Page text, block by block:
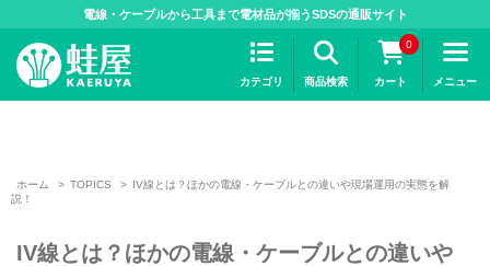
電線・ケーブルから工具まで電材品が揃うSDSの通販サイト
カテゴリ 商品検索
0
カート メニュー
ホーム > TOPICS > IV線とは？ほかの電線・ケーブルとの違いや現場運用の実態を解
説！
IV線とは？ほかの電線・ケーブルとの違いや